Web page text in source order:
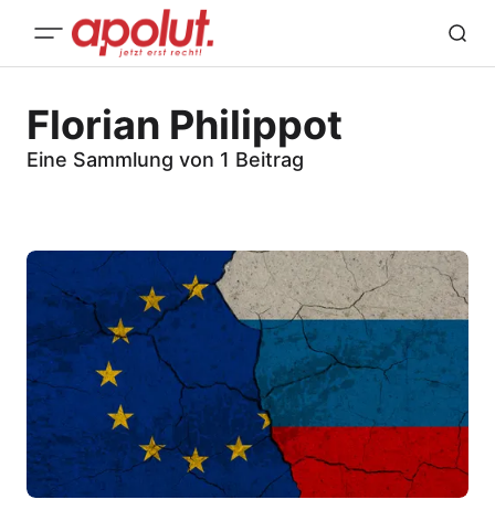
Florian Philippot
Eine Sammlung von 1 Beitrag